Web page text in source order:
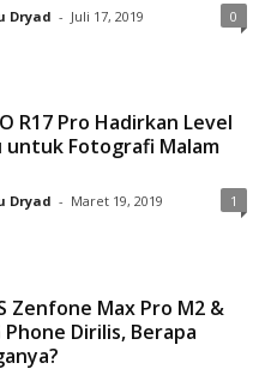
Dryad - Juli 17, 2019 0
R17 Pro Hadirkan Level
untuk Fotografi Malam
Dryad - Maret 19, 2019 1
Zenfone Max Pro M2 &
Phone Dirilis, Berapa